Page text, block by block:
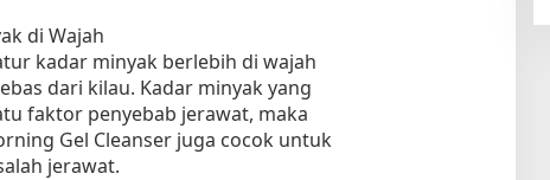
di Wajah
kadar minyak berlebih di wajah
dari kilau. Kadar minyak yang
faktor penyebab jerawat, maka
Gel Cleanser juga cocok untuk
jerawat.